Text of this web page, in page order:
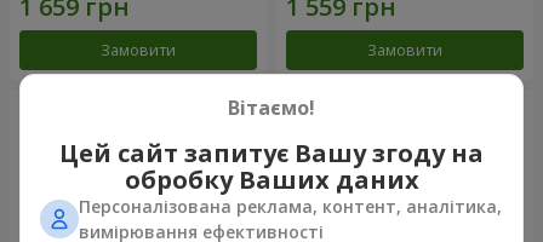
Замовити Замовити
Вітаємо!
Цей сайт запитує Вашу згоду на
обробку Ваших даних
Персоналізована реклама, контент, аналітика,
вимірювання ефективності